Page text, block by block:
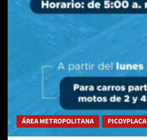
ÁREA METROPOLITANA PICOYPLACA